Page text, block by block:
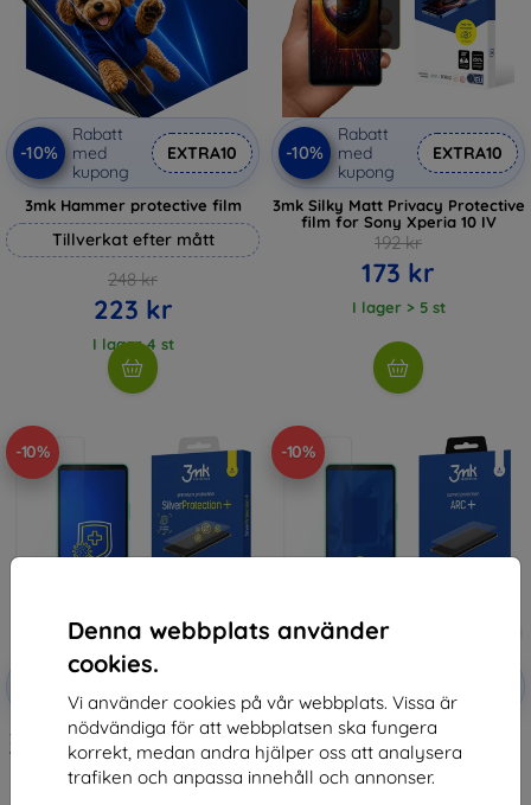
Denna webbplats använder
cookies.
Vi använder cookies på vår webbplats. Vissa är
nödvändiga för att webbplatsen ska fungera
korrekt, medan andra hjälper oss att analysera
trafiken och anpassa innehåll och annonser.
-10%
Rabatt
med
kupong
EXTRA10
3mk Hammer protective film
Tillverkat efter mått
248 kr
223 kr
I lager 4 st
-10%
Rabatt
med
kupong
EXTRA10
3mk Silky Matt Privacy Protective
film for Sony Xperia 10 IV
192 kr
173 kr
I lager > 5 st
-10%
Rabatt
kupong
3MK Silver Protect+ Sony Xperia
10 IV Wet-mounted Antimicrobial
film
170 kr
-10%
kupong
3MK Folia ARC+ FS Sony Xperia
10 IV Fullscreen Foil
159 kr